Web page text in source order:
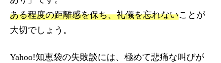
ある程度の距離感を保ち、礼儀を忘れないことが
大切でしょう。
Yahoo!知恵袋の失敗談には、極めて悲痛な叫びが